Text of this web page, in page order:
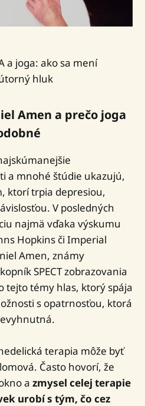
a joga: ako sa mení
hluk
Amen a prečo joga
a mnohé štúdie ukazujú,
ktorí trpia depresiou,
V posledných
najmä vďaka výskumu
Hopkins či Imperial
Amen, známy
SPECT zobrazovania
tejto témy hlas, ktorý spája
s opatrnosťou, ktorá
terapia môže byť
Často hovorí, že
a zmysel celej terapie
urobí s tým, čo cez